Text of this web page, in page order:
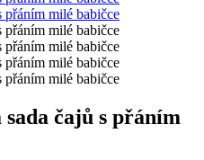
čajů s přáním